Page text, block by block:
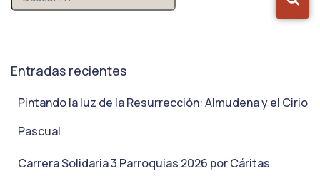
Entradas recientes
Pintando la luz de la Resurrección: Almudena y el Cirio
Pascual
Carrera Solidaria 3 Parroquias 2026 por Cáritas